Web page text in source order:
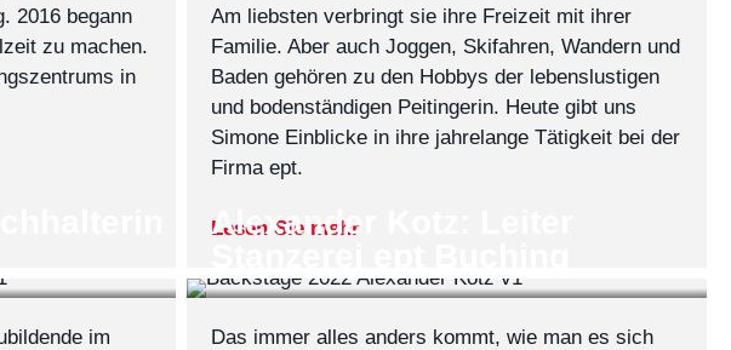
2016 begann
zu machen.
in
Am liebsten verbringt sie ihre Freizeit mit ihrer
Familie. Aber auch Joggen, Skifahren, Wandern und
Baden gehören zu den Hobbys der lebenslustigen
und bodenständigen Peitingerin. Heute gibt uns
Simone Einblicke in ihre jahrelange Tätigkeit bei der
Firma ept.
Lesen Sie mehr
im
Alexander Kotz: Leiter
Das immer alles anders kommt, wie man es sich